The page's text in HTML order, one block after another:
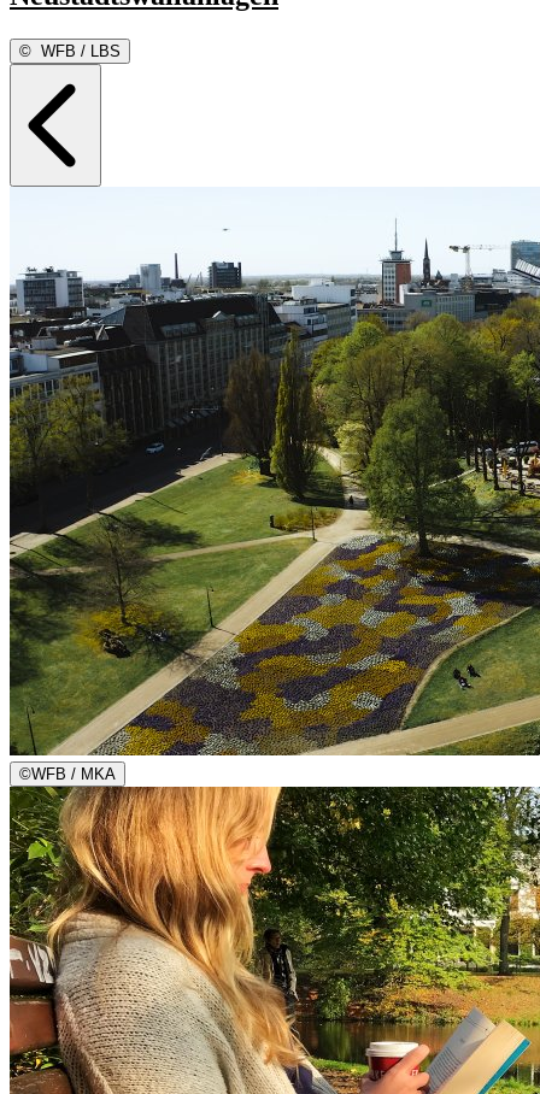
© WFB / LBS
©WFB / MKA